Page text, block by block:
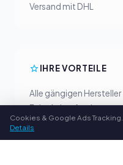
Versand mit DHL
IHRE VORTEILE
Alle gängigen Hersteller
Faire Ankaufpreise
Geld vorab per PayPal
Cookies & Google Ads Tracking.
Details